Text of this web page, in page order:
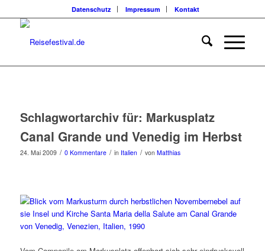
Datenschutz Impressum Kontakt
Schlagwortarchiv für: Markusplatz
Canal Grande und Venedig im Herbst
24. Mai 2009 / 0 Kommentare / in Italien / von Matthias